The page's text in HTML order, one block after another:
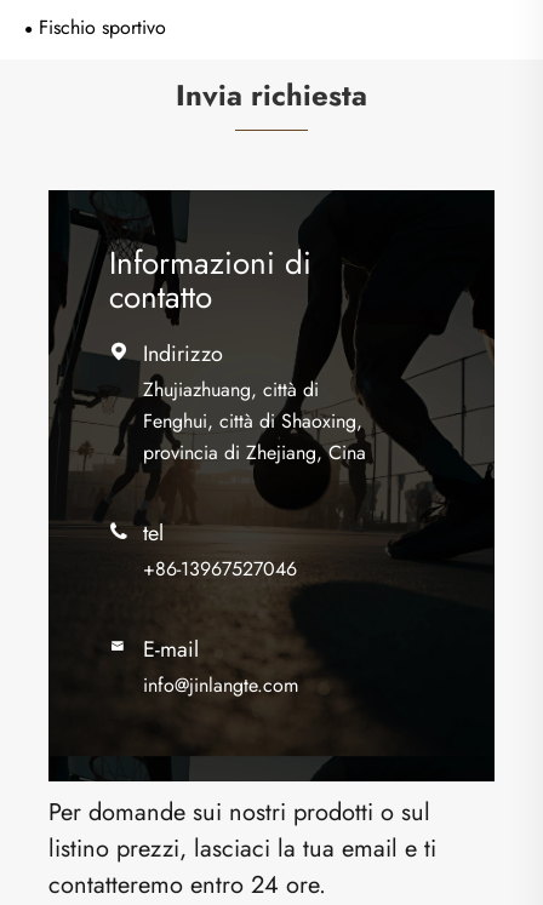
Fischio sportivo
Invia richiesta
Informazioni di
contatto
 Indirizzo
Zhujiazhuang, città di
Fenghui, città di Shaoxing,
provincia di Zhejiang, Cina
 tel
+86-13967527046
 E-mail
info@jinlangte.com
Per domande sui nostri prodotti o sul
listino prezzi, lasciaci la tua email e ti
contatteremo entro 24 ore.